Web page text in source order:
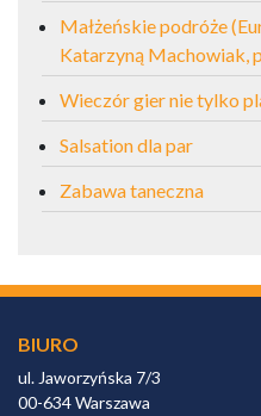
Małżeńskie podróże
Katarzyną Machowiak,
Wieczór gier nie tylko
Salsation dla par
Zabawa taneczna
BIURO
ul. Jaworzyńska 7/3
00-634 Warszawa